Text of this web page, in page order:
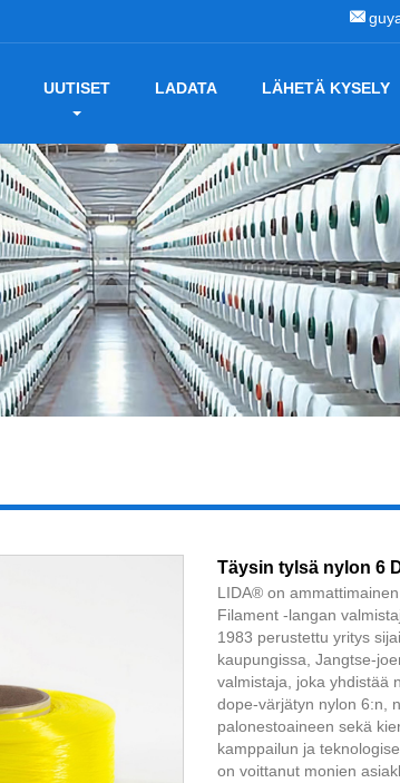
UUTISET LADATA LÄHETÄ KYSELY
Täysin tylsä ​​nylon 6
LIDA® on
Filament -langan
1983 perustettu yritys
kaupungissa, Jangtse-
valmistaja, joka yhdistää
dope-värjätyn nylon 6:n,
palonestoaineen sekä
kamppailun ja
on voittanut monien